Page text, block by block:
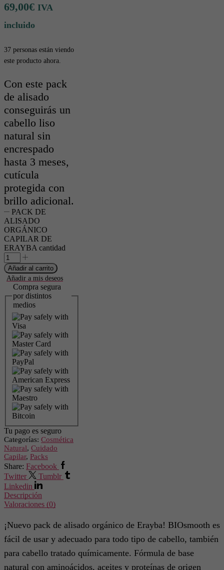
69,00€ IVA
incluido
37 personas están viendo
este producto ahora.
Con este pack
de alisado
conseguirás un
cabello liso
natural sin
encrespado
hasta 3 meses,
cutícula
protegida con
brillo adicional.
PACK DE
ALISADO
ORGÁNICO
CAPILAR DE
ERAYBA cantidad
Añadir al carrito
Añadir a mis deseos
Compra segura
por distintos
medios
Tu pago es seguro
Categorías: Cosmética
Natural, Cuidado
Capilar, Packs
Share: Facebook
Twitter
Tumblr
Linkedin
Descripción
Valoraciones (0)
¡Nuevo pack de alisado orgánico de Erayba! BIOsmooth es
fácil de usar y adecuado para todo tipo de cabello, también
para cabello tratado químicamente. Fórmula de base
natural con aminoácidos, aceites y proteínas de origen